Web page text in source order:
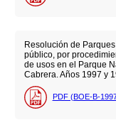
Resolución de
público, por
de usos en el Parque
Cabrera. Años 1997 y
PDF (BOE-B-